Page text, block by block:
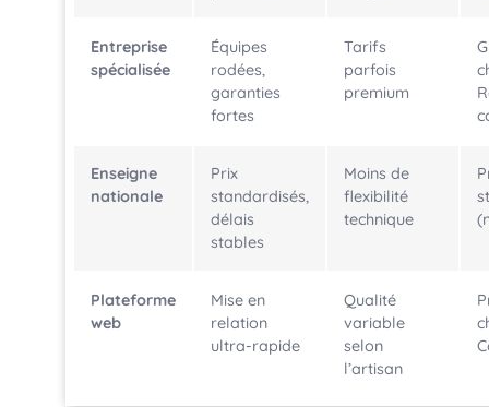
Entreprise
spécialisée
Équipes
rodées,
garanties
fortes
Tarifs
parfois
premium
Enseigne
nationale
Prix
standardisés,
délais
stables
Moins de
flexibilité
technique
Plateforme
web
Mise en
relation
ultra-rapide
Qualité
variable
selon
l’artisan